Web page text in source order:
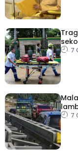
7
dari7